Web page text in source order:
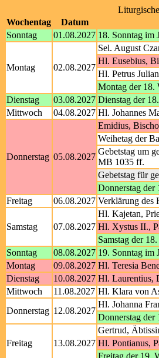
Wochentag
Datum
Sonntag
01.08.2027 18. Sonntag im
Montag 02.08.2027
Sel. August
Hl. Eusebius,
Hl. Petrus
Montag der 18.
Dienstag
03.08.2027 Dienstag der
Mittwoch
04.08.2027 Hl. Johannes
Donnerstag 05.08.2027
Emidius,
Weihetag der
Gebetstag um
MB 1035 ff.
Gebetstag für
Donnerstag der
Freitag
06.08.2027 Verklärung des
Samstag 07.08.2027
Hl. Kajetan,
Hl. Xystus II.,
Samstag der
Sonntag
08.08.2027 19. Sonntag im
Montag
09.08.2027 Hl. Teresia
Dienstag
10.08.2027 Hl. Laurentius,
Mittwoch
11.08.2027 Hl. Klara von
Donnerstag 12.08.2027
Hl. Johanna
Donnerstag der
Freitag 13.08.2027
Gertrud,
Hl. Pontianus,
Freitag der 19.